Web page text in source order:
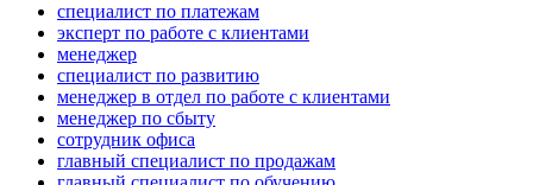
специалист по платежам
эксперт по работе с клиентами
менеджер
специалист по развитию
менеджер в отдел по работе с клиентами
менеджер по сбыту
сотрудник офиса
главный специалист по продажам